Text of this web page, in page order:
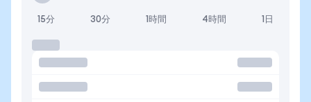
15分 30分 1時間 4時間 1日